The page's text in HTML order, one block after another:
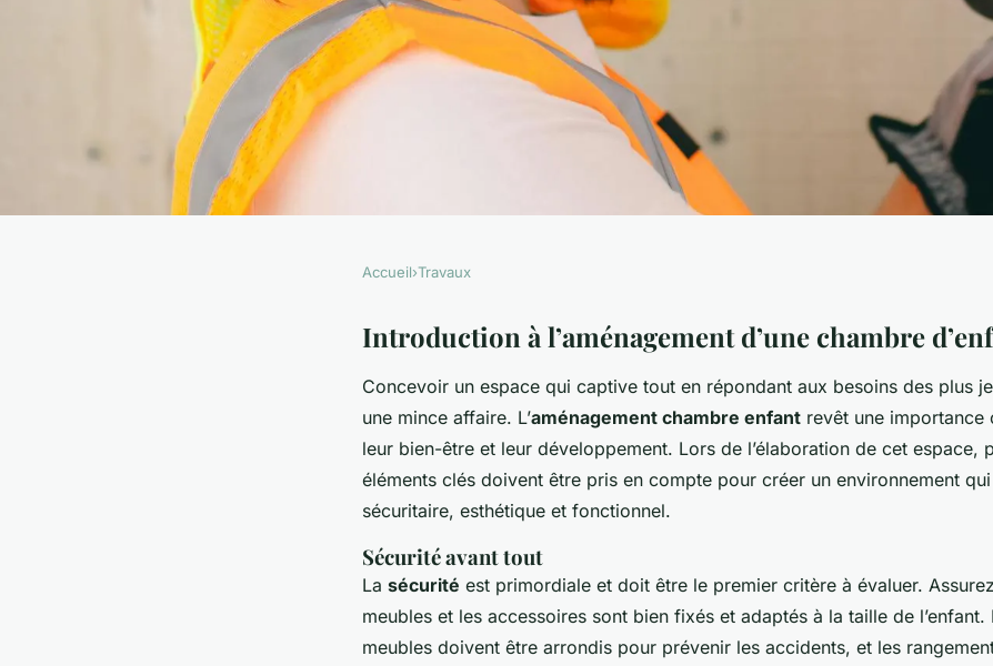
Aménager une chambre d'enfant :
idées de bricolage créatif
12 min de lecture
Accueil›Travaux
Introduction à l’aménagement d’une chambre
Concevoir un espace qui captive tout en répondant aux besoins des plus
une mince affaire. L’aménagement chambre enfant revêt une importance
leur bien-être et leur développement. Lors de l’élaboration de cet espace,
éléments clés doivent être pris en compte pour créer un environnement
sécuritaire, esthétique et fonctionnel.
Sécurité avant tout
La sécurité est primordiale et doit être le premier critère à évaluer.
meubles et les accessoires sont bien fixés et adaptés à la taille de l’enfant.
meubles doivent être arrondis pour prévenir les accidents, et les